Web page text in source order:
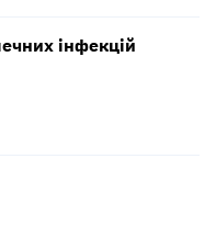
інфекцій